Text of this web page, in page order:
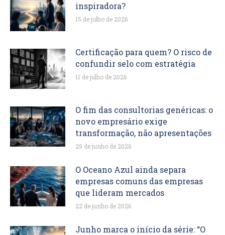
inspiradora?
15 de julho de 2026
Certificação para quem? O risco de
confundir selo com estratégia
11 de julho de 2026
O fim das consultorias genéricas: o
novo empresário exige
transformação, não apresentações
29 de junho de 2026
O Oceano Azul ainda separa
empresas comuns das empresas
que lideram mercados
22 de junho de 2026
Junho marca o início da série: “O